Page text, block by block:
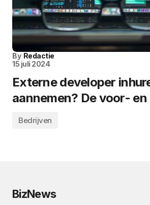
By Redactie
15 juli 2024
Externe developer
aannemen? De voor- en
Bedrijven
BizNews